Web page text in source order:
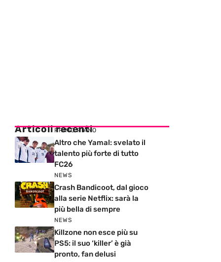
Articoli recenti
PRIMO PIANO
Altro che Yamal: svelato il
talento più forte di tutto
FC26
NEWS
Crash Bandicoot, dal gioco
alla serie Netflix: sarà la
più bella di sempre
NEWS
Killzone non esce più su
PS5: il suo ‘killer’ è già
pronto, fan delusi